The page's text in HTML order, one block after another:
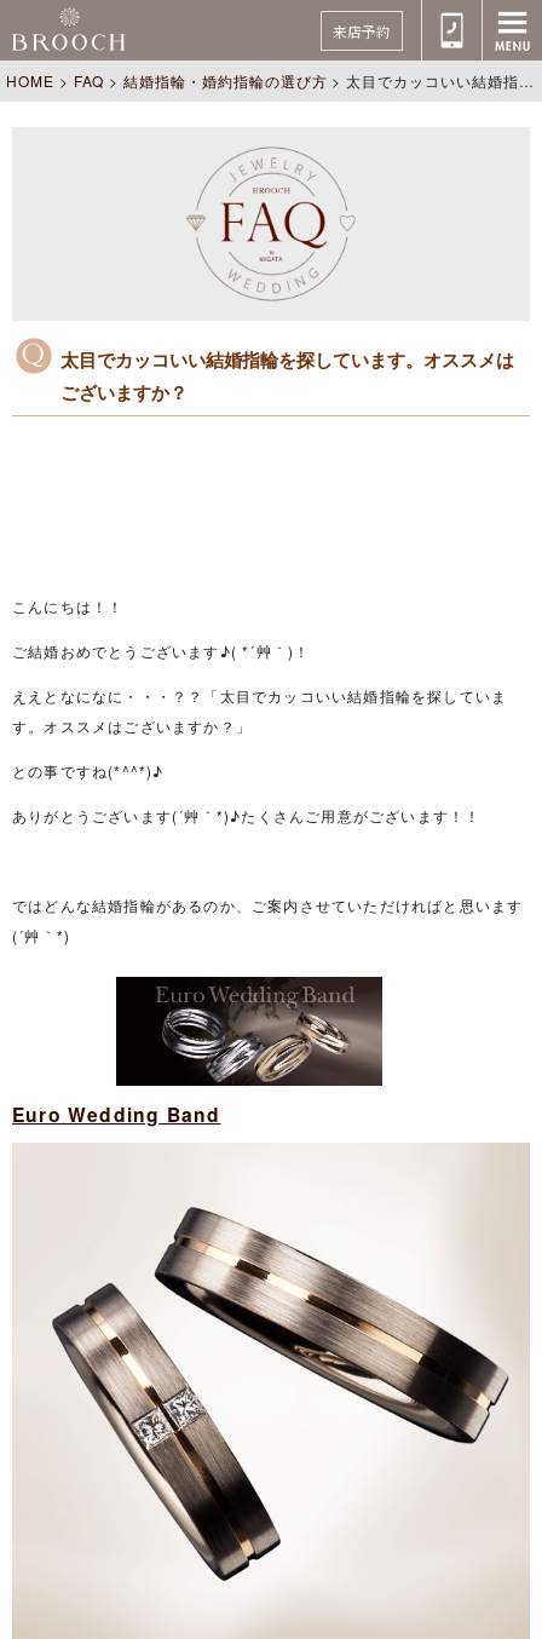
来店予約
HOME > FAQ >結婚指輪・婚約指輪の選び方 >太目でカッコいい結婚指輪を探しています。オススメはございますか？
太目でカッコいい結婚指輪を探しています。オススメは
ございますか？
こんにちは！！
ご結婚おめでとうございます♪( *´艸｀)！
ええとなになに・・・？？「太目でカッコいい結婚指輪を探していま
す。オススメはございますか？」
との事ですね(*^^*)♪
ありがとうございます(´艸｀*)♪たくさんご用意がございます！！
ではどんな結婚指輪があるのか、ご案内させていただければと思います
(´艸｀*)
Euro Wedding Band